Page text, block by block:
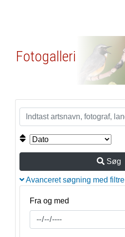
Fotogalleri
Søg
Avanceret søgning med filtre
Fra og med